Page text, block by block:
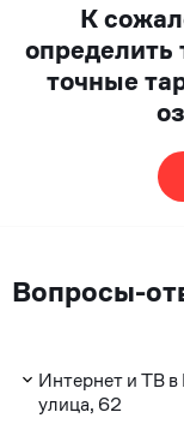
К
определить
точные
Вопросы-
Интернет и ТВ
улица, 62